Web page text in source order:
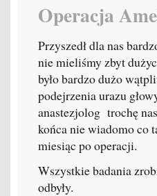
Operacja
Przyszedł dla nas
nie mieliśmy zbyt
było bardzo dużo
podejrzenia urazu
anastezjolog trochę
końca nie wiadomo co
miesiąc po operacji.
Wszystkie badania
odbyły.